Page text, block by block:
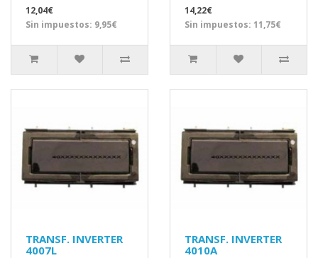
12,04€
Sin impuestos: 9,95€
14,22€
Sin impuestos: 11,75€
TRANSF. INVERTER
4007L
TRANSF. INVERTER
4010A